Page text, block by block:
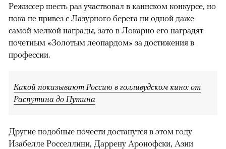
Режиссер шесть раз участвовал в каннском конкурсе, но
пока не привез с Лазурного берега ни одной даже
самой мелкой награды, зато в Локарно его наградят
почетным «Золотым леопардом» за достижения в
профессии.
Какой показывают Россию в голливудском кино: от
Распутина до Путина
Другие подобные почести достанутся в этом году
Изабелле Росселлини, Даррену Аронофски, Азии